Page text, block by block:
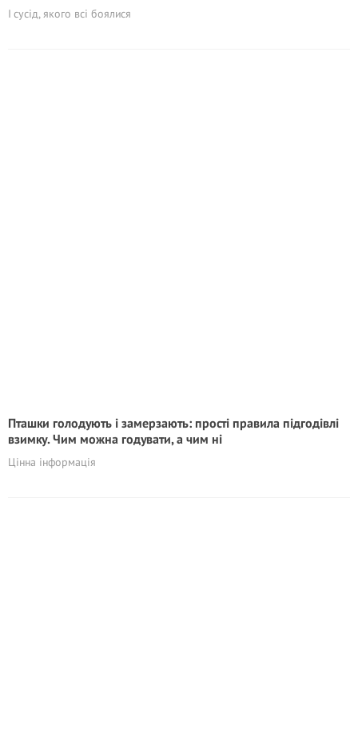
І сусід, якого всі боялися
Пташки голодують і замерзають: прості правила підгодівлі
взимку. Чим можна годувати, а чим ні
Цінна інформація